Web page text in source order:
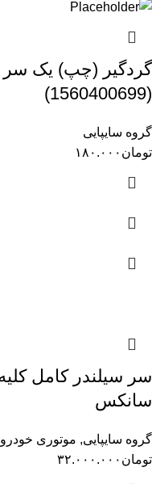
(1560400699)
گروه سایپایی
تومان ۱۸۰.۰۰۰
سانکس
گروه سایپایی, موتوری خودرو
تومان ۳۲.۰۰۰.۰۰۰